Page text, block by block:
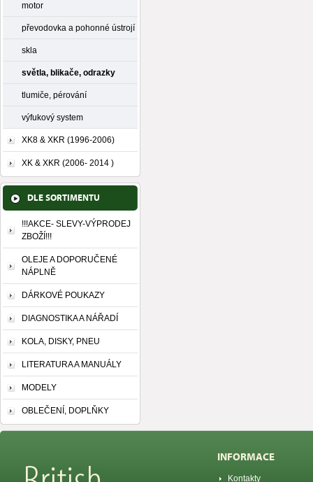
motor
převodovka a pohonné ústrojí
skla
světla, blikače, odrazky
tlumiče, pérování
výfukový system
XK8 & XKR (1996-2006)
XK & XKR (2006- 2014 )
DLE SORTIMENTU
!!!AKCE- SLEVY-VÝPRODEJ
ZBOŽÍ!!!
OLEJE A DOPORUČENÉ
NÁPLNĚ
DÁRKOVÉ POUKAZY
DIAGNOSTIKA A NÁŘADÍ
KOLA, DISKY, PNEU
LITERATURA A MANUÁLY
MODELY
OBLEČENÍ, DOPLŇKY
INFORMACE
Kontakty